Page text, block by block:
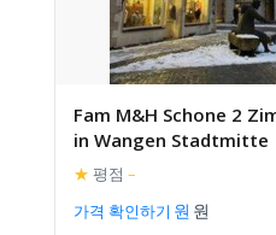
Fam M&H Schone 2
in Wangen Stadtmitte
★ 평점 –
가격 확인하기